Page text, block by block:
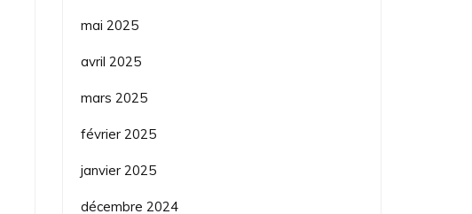
mai 2025
avril 2025
mars 2025
février 2025
janvier 2025
décembre 2024